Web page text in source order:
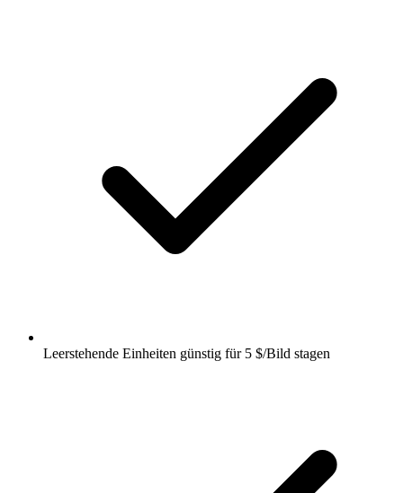
Leerstehende Einheiten günstig für 5 $/Bild stagen